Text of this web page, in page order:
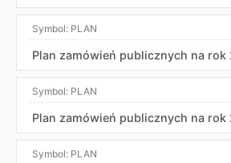
Symbol: PLAN
Plan zamówień publicznych na rok
Symbol: PLAN
Plan zamówień publicznych na
Symbol: PLAN